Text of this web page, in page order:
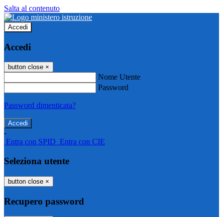
Salta al contenuto
Accedi
Accedi
button close ×
Nome Utente
Password
Password dimenticata?
-
Entra con SPID Entra con CIE
Seleziona utente
button close ×
Recupero password